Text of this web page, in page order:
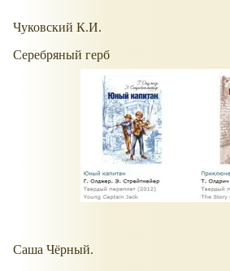
Чуковский К.И.
Серебряный герб
Саша Чёрный.